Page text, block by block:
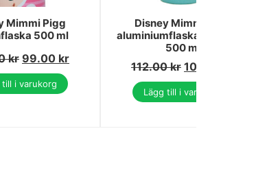
Mimmi Pigg
500 ml
kr 99.00 kr
till i varukorg
Disney Mimmi Pigg
aluminiumflaska med krok
500 ml
112.00kr 101.00
Lägg till i varukorg